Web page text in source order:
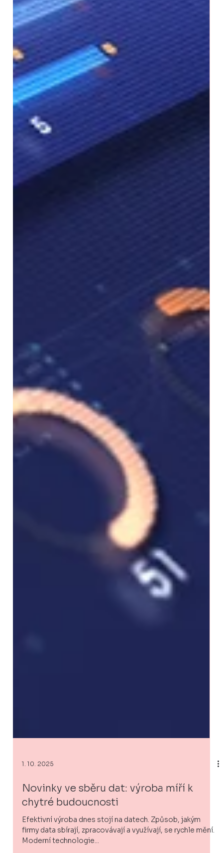
1. 10. 2025
Novinky ve sběru dat: výroba míří k
chytré budoucnosti